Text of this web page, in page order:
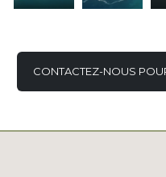
CONTACTEZ-NOUS